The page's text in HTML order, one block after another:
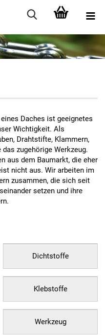
Daches ist geeignetes
Wichtigkeit. Als
Drahtstifte, Klammern,
zugehörige Werkzeug.
aus dem Baumarkt, die eher
nicht aus. Wir arbeiten im
zusammen, die sich seit
setzen und ihre
Dichtstoffe
Klebstoffe
Werkzeug